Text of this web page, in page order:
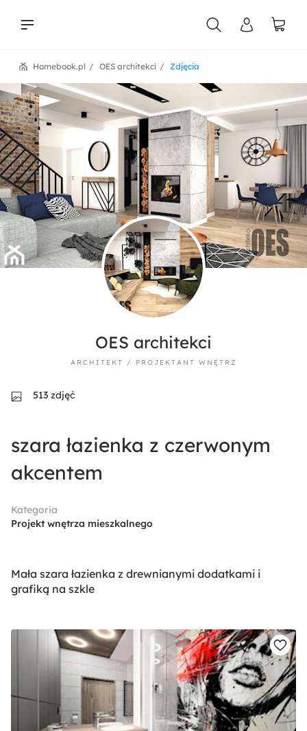
Zdjęcia
OES architekci
Homebook.pl
OES architekci
ARCHITEKT / PROJEKTANT WNĘTRZ
513 zdjęć
szara łazienka z czerwonym
akcentem
Kategoria
Projekt wnętrza mieszkalnego
Mała szara łazienka z drewnianymi dodatkami i
grafiką na szkle